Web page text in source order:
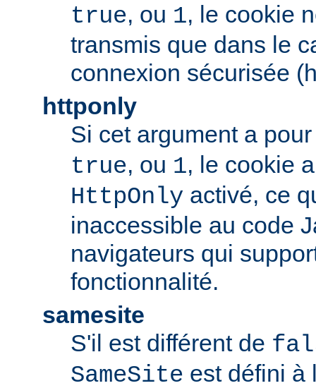
true, ou 1, le cookie
transmis que dans le
connexion sécurisée
httponly
Si cet argument a
true, ou 1, le cookie
HttpOnly activé, ce
inaccessible au code
navigateurs qui
fonctionnalité.
samesite
S'il est différent de
SameSite est défini à